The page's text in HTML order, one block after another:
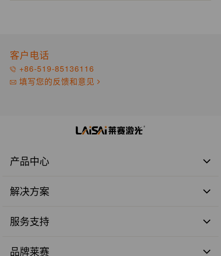
客户电话
+86-519-85136116
填写您的反馈和意见
产品中心
激光标线仪
瓷砖铺贴
激光测量仪器
解决方案
管道施工篇
砼面摊铺篇
服务支持
售后服务
品牌莱赛